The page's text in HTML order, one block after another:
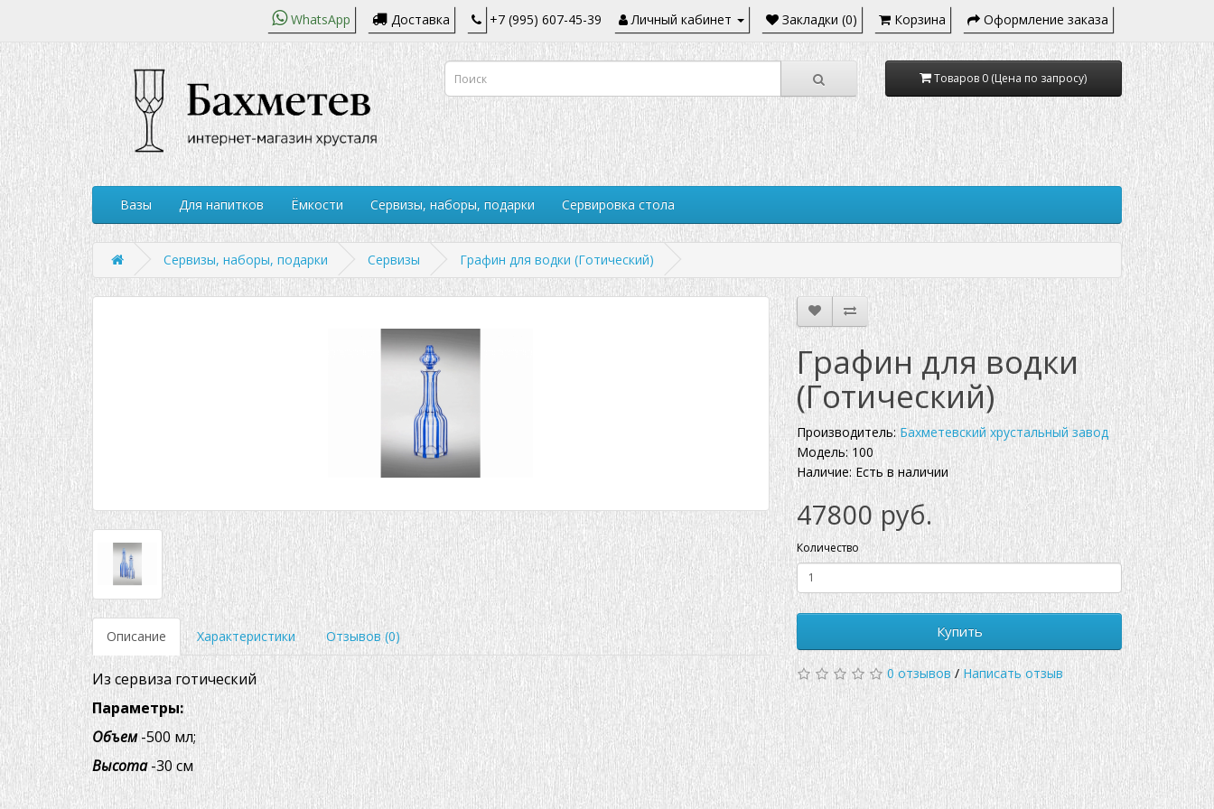
WhatsApp Доставка +7 (995) 607-45-39 Личный кабинет Закладки (0) Корзина Оформление заказа
Товаров 0 (Цена по запросу)
Вазы Для напитков Ёмкости Сервизы, наборы, подарки Сервировка стола
Сервизы, наборы, подарки Сервизы Графин для водки (Готический)
Описание Характеристики Отзывов (0)
Из сервиза готический
Параметры:
Объем-500 мл;
Высота-30 см
Графин для водки
(Готический)
Производитель:Бахметевский хрустальный завод
Модель: 100
Наличие: Есть в наличии
47800 руб.
Количество
Купить
0 отзывов/Написать отзыв